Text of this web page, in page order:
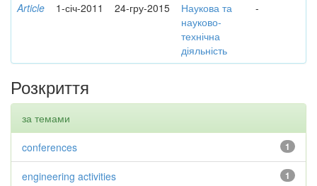
Article 1-січ-2011 24-гру-2015
Наукова та
науково-
технічна
діяльність
-
Розкриття
за темами
1
conferences
1
engineering activities